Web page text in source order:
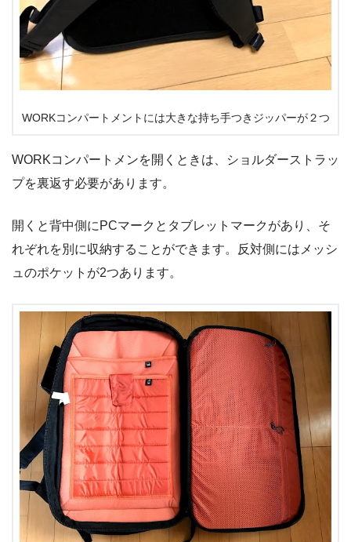
WORKコンパートメントには大きな持ち手つきジッパーが２つ
WORKコンパートメンを開くときは、ショルダーストラッ
プを裏返す必要があります。
開くと背中側にPCマークとタブレットマークがあり、そ
れぞれを別に収納することができます。反対側にはメッシ
ュのポケットが2つあります。